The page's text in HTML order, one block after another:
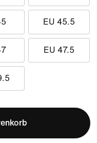
EU 45.5
EU 47.5